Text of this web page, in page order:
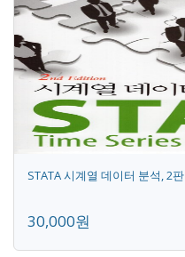
STATA 시계열 데이터 분석, 2판
30,000원